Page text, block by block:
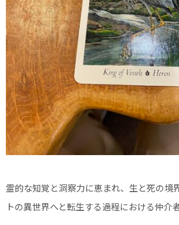
霊的な知覚と洞察力に恵まれ、生と死の境
トの異世界へと転生する過程における仲介